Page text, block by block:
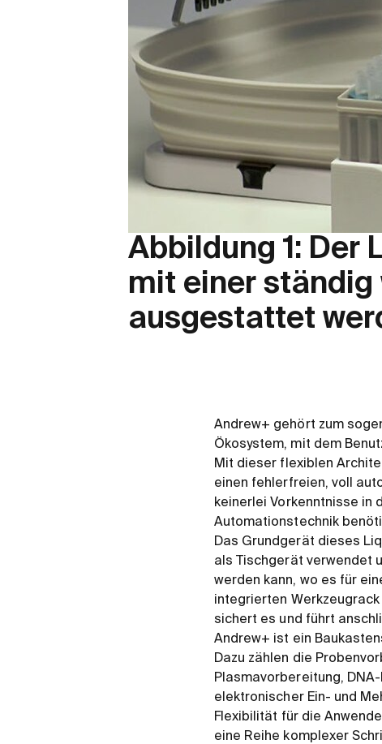
Abbildung 1: Der
mit einer ständig
ausgestattet
Andrew+ gehört zum
Ökosystem, mit dem
Mit dieser flexiblen
einen fehlerfreien, voll
keinerlei Vorkenntnisse in
Automationstechnik
Das Grundgerät dieses
als Tischgerät verwendet
werden kann, wo es für
integrierten
sichert es und führt
Andrew+ ist ein
Dazu zählen die
Plasmavorbereitung,
elektronischer Ein- und
Flexibilität für die
eine Reihe komplexer